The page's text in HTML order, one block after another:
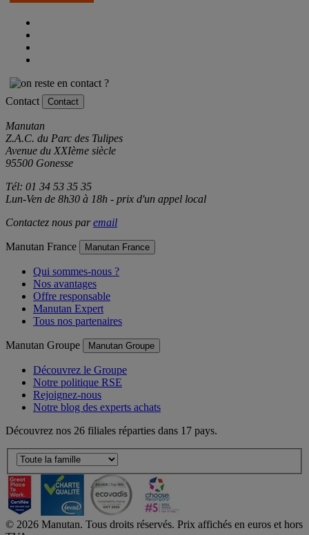
Contact Contact
Manutan
Z.A.C. du Parc des Tulipes
Avenue du XXIème siècle
95500 Gonesse
Tél: 01 34 53 35 35
Lun-Ven de 8h30 à 18h - prix d'un appel local
Contactez nous paremail
Manutan France Manutan France
Qui sommes-nous ?
Nos avantages
Offre responsable
Manutan Expert
Tous nos partenaires
Manutan Groupe Manutan Groupe
Découvrez le Groupe
Notre politique RSE
Rejoignez-nous
Notre blog des experts achats
Découvrez nos 26 filiales réparties dans 17 pays.
© 2026 Manutan. Tous droits réservés. Prix affichés en euros et hors